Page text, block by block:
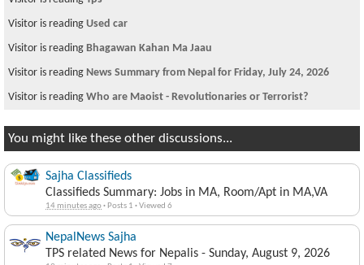
Visitor is reading Used car
Visitor is reading Bhagawan Kahan Ma Jaau
Visitor is reading News Summary from Nepal for Friday, July 24, 2026
Visitor is reading Who are Maoist - Revolutionaries or Terrorist?
You might like these other discussions...
Sajha Classifieds
Classifieds Summary: Jobs in MA, Room/Apt in MA,VA
14 minutes ago· Posts 1 ·Viewed 6
NepalNews Sajha
TPS related News for Nepalis - Sunday, August 9, 2026